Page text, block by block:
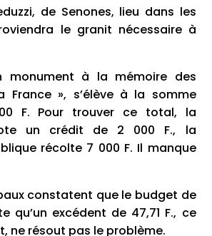
de Senones, lieu dans les
le granit nécessaire à
monument à la mémoire des
France », s’élève à la somme
F. Pour trouver ce total, la
un crédit de 2 000 F., la
récolte 7 000 F. Il manque
constatent que le budget de
qu’un excédent de 47,71 F., ce
ne résout pas le problème.